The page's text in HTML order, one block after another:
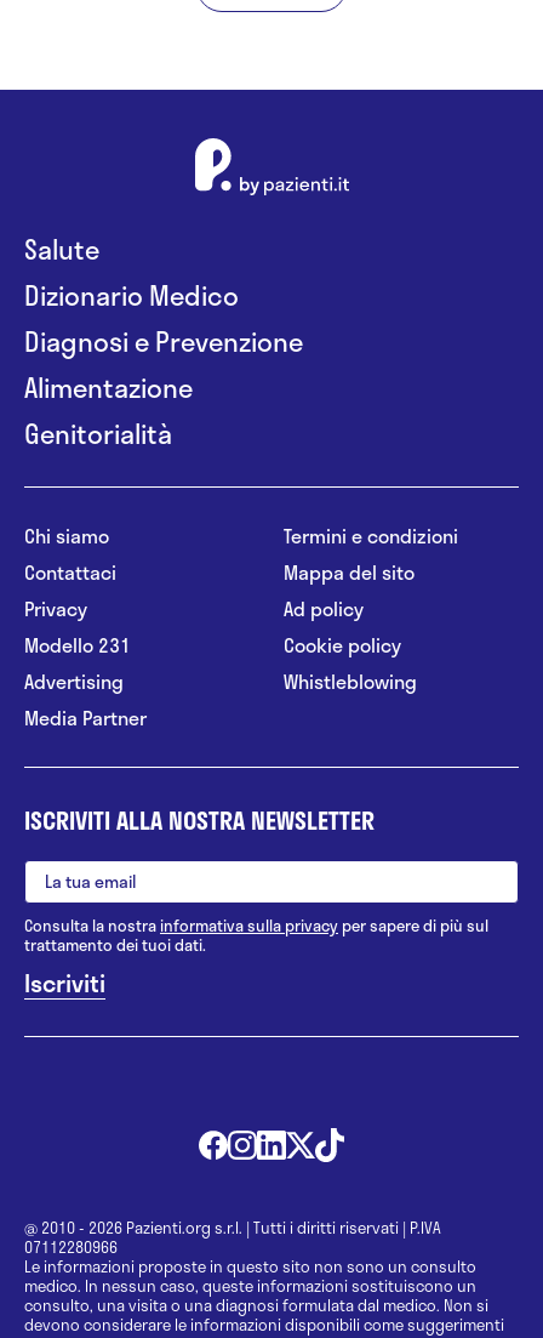
Salute
Dizionario Medico
Diagnosi e Prevenzione
Alimentazione
Genitorialità
Chi siamo
Contattaci
Privacy
Modello 231
Advertising
Media Partner
Termini e condizioni
Mappa del sito
Ad policy
Cookie policy
Whistleblowing
ISCRIVITI ALLA NOSTRA NEWSLETTER
Consulta la nostrainformativa sulla privacy per sapere di più sul
trattamento dei tuoi dati.
@ 2010 - 2026 Pazienti.org s.r.l. | Tutti i diritti riservati | P.IVA
07112280966
Le informazioni proposte in questo sito non sono un consulto
medico. In nessun caso, queste informazioni sostituiscono un
consulto, una visita o una diagnosi formulata dal medico. Non si
devono considerare le informazioni disponibili come suggerimenti